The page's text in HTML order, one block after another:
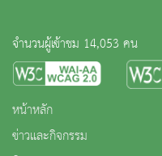
จำนวนผู้เข้าชม 14,053 คน
หน้าหลัก
ข่าวและกิจกรรม